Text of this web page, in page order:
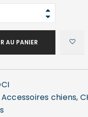
AU PANIER
Accessoires chiens,